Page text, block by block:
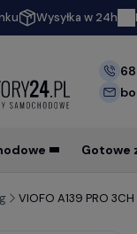
Wysyłka w 24h
68
Gotowe
VIOFO A139 PRO